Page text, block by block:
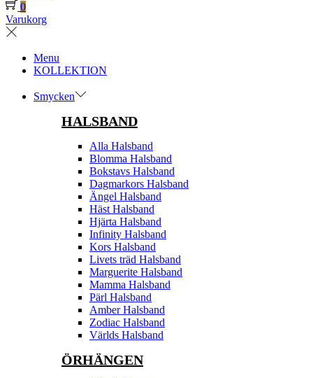
0
Varukorg
Menu
KOLLEKTION
Smycken
HALSBAND
Alla Halsband
Blomma Halsband
Bokstavs Halsband
Dagmarkors Halsband
Ängel Halsband
Häst Halsband
Hjärta Halsband
Infinity Halsband
Kors Halsband
Livets träd Halsband
Marguerite Halsband
Mamma Halsband
Pärl Halsband
Amber Halsband
Zodiac Halsband
Världs Halsband
ÖRHÄNGEN